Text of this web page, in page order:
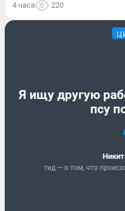
4 часа 220
Я ищу другую
псу
гид — о том, что